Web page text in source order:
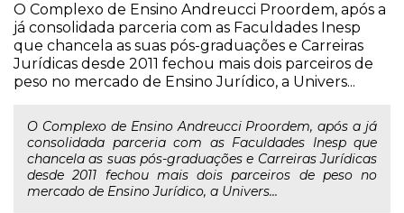
O Complexo de Ensino Andreucci Proordem, após a
já consolidada parceria com as Faculdades Inesp
que chancela as suas pós-graduações e Carreiras
Jurídicas desde 2011 fechou mais dois parceiros de
peso no mercado de Ensino Jurídico, a Univers...
O Complexo de Ensino Andreucci Proordem, após a já
consolidada parceria com as Faculdades Inesp que
chancela as suas pós-graduações e Carreiras Jurídicas
desde 2011 fechou mais dois parceiros de peso no
mercado de Ensino Jurídico, a Univers...